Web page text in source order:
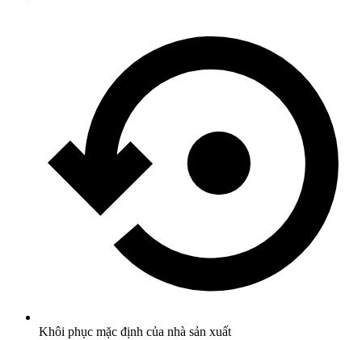
Khôi phục mặc định của nhà sản xuất